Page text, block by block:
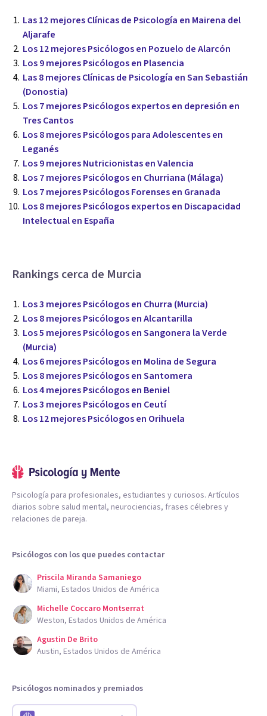
Las 12 mejores Clínicas de Psicología en Mairena del
Aljarafe
Los 12 mejores Psicólogos en Pozuelo de Alarcón
Los 9 mejores Psicólogos en Plasencia
Las 8 mejores Clínicas de Psicología en San Sebastián
(Donostia)
Los 7 mejores Psicólogos expertos en depresión en
Tres Cantos
Los 8 mejores Psicólogos para Adolescentes en
Leganés
Los 9 mejores Nutricionistas en Valencia
Los 7 mejores Psicólogos en Churriana (Málaga)
Los 7 mejores Psicólogos Forenses en Granada
Los 8 mejores Psicólogos expertos en Discapacidad
Intelectual en España
Rankings cerca de Murcia
Los 3 mejores Psicólogos en Churra (Murcia)
Los 8 mejores Psicólogos en Alcantarilla
Los 5 mejores Psicólogos en Sangonera la Verde
(Murcia)
Los 6 mejores Psicólogos en Molina de Segura
Los 8 mejores Psicólogos en Santomera
Los 4 mejores Psicólogos en Beniel
Los 3 mejores Psicólogos en Ceutí
Los 12 mejores Psicólogos en Orihuela
Psicología para profesionales, estudiantes y curiosos. Artículos
diarios sobre salud mental, neurociencias, frases célebres y
relaciones de pareja.
Psicólogos con los que puedes contactar
Priscila Miranda Samaniego
Miami, Estados Unidos de América
Michelle Coccaro Montserrat
Weston, Estados Unidos de América
Agustin De Brito
Austin, Estados Unidos de América
Psicólogos nominados y premiados